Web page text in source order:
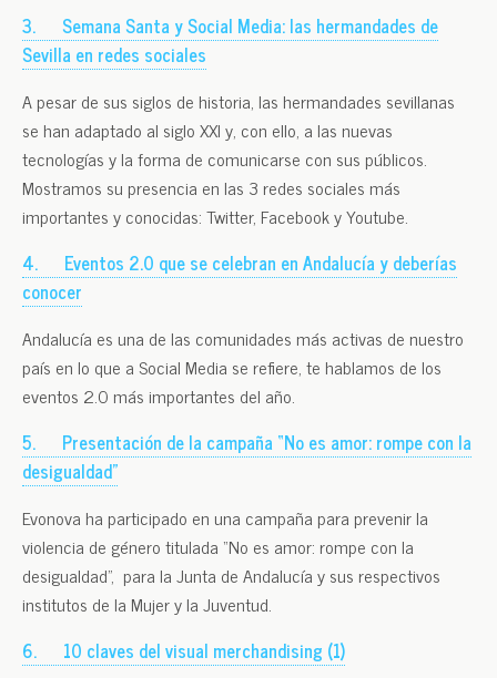
3. Semana Santa y Social Media: las hermandades de
Sevilla en redes sociales
A pesar de sus siglos de historia, las hermandades sevillanas
se han adaptado al siglo XXI y, con ello, a las nuevas
tecnologías y la forma de comunicarse con sus públicos.
Mostramos su presencia en las 3 redes sociales más
importantes y conocidas: Twitter, Facebook y Youtube.
4. Eventos 2.0 que se celebran en Andalucía y deberías
conocer
Andalucía es una de las comunidades más activas de nuestro
país en lo que a Social Media se refiere, te hablamos de los
eventos 2.0 más importantes del año.
5. Presentación de la campaña “No es amor: rompe con la
desigualdad”
Evonova ha participado en una campaña para prevenir la
violencia de género titulada “No es amor: rompe con la
desigualdad”, para la Junta de Andalucía y sus respectivos
institutos de la Mujer y la Juventud.
6. 10 claves del visual merchandising (1)